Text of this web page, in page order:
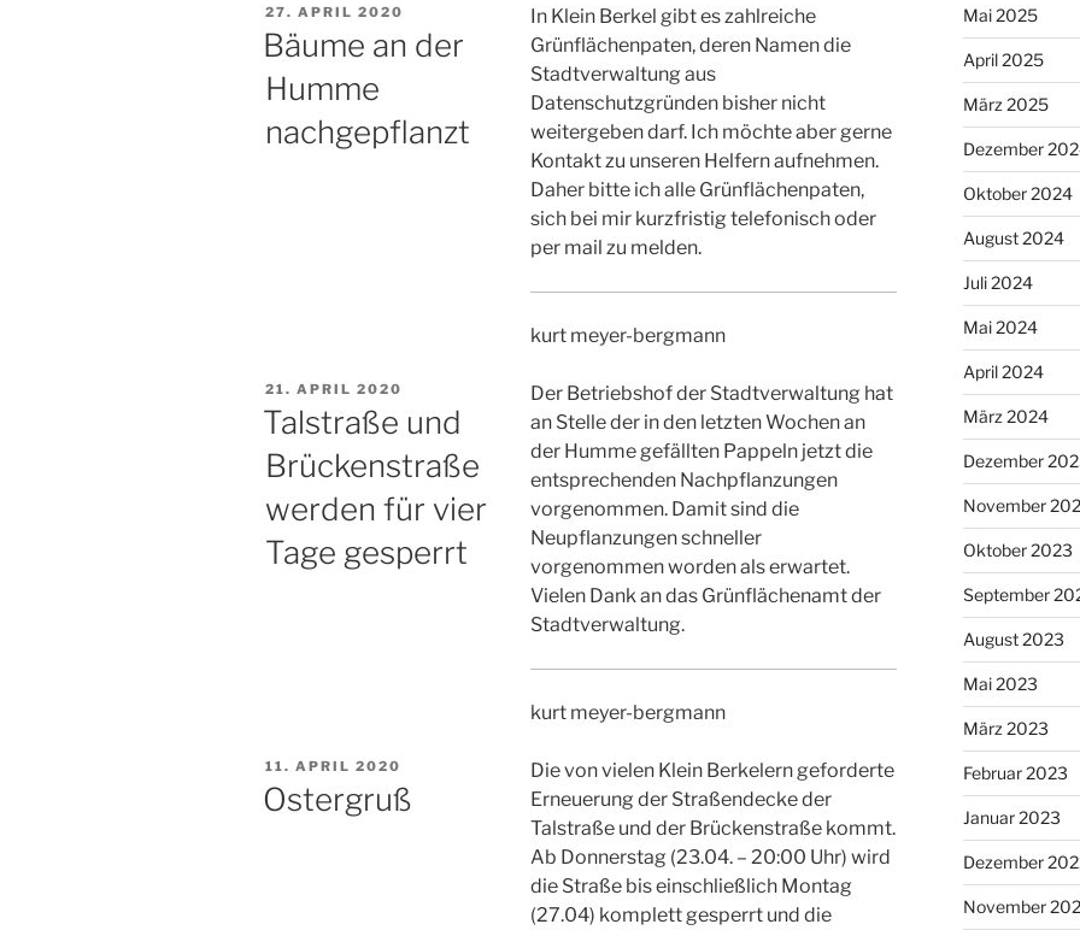
Aufstellen
des
Maibaums
entfällt“
In Klein Berkel gibt es zahlreiche
Grünflächenpaten, deren Namen die
Stadtverwaltung aus
Datenschutzgründen bisher nicht
weitergeben darf. Ich möchte aber gerne
Kontakt zu unseren Helfern aufnehmen.
Daher bitte ich alle Grünflächenpaten,
sich bei mir kurzfristig telefonisch oder
per mail zu melden.
kurt meyer-bergmann
VERÖFFENTLICHT
AM
27. APRIL 2020
Bäume an der
Humme
nachgepflanzt
Der Betriebshof der Stadtverwaltung hat
an Stelle der in den letzten Wochen an
der Humme gefällten Pappeln jetzt die
entsprechenden Nachpflanzungen
vorgenommen. Damit sind die
Neupflanzungen schneller
vorgenommen worden als erwartet.
Vielen Dank an das Grünflächenamt der
Stadtverwaltung.
kurt meyer-bergmann
VERÖFFENTLICHT
AM
21. APRIL 2020
Talstraße und
Brückenstraße
werden für vier
Tage gesperrt
Die von vielen Klein Berkelern geforderte
Erneuerung der Straßendecke der
Talstraße und der Brückenstraße kommt.
Ab Donnerstag (23.04. – 20:00 Uhr) wird
die Straße bis einschließlich Montag
(27.04) komplett gesperrt und die
VERÖFFENTLICHT
AM
11. APRIL 2020
Ostergruß
Mai 2025
April 2025
März 2025
Dezember
Oktober 2024
August 2024
Juli 2024
Mai 2024
April 2024
März 2024
Dezember
November
Oktober 2023
September
August 2023
Mai 2023
März 2023
Februar 2023
Januar 2023
Dezember
November